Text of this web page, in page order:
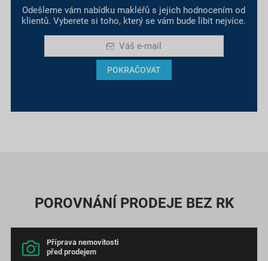
Odešleme vám nabídku makléřů s jejich hodnocením od
klientů. Vyberete si toho, který se vám bude líbit nejvíce.
Váš e-mail
POKRAČOVAT
POROVNÁNÍ PRODEJE BEZ RK
Příprava nemovitosti
před prodejem